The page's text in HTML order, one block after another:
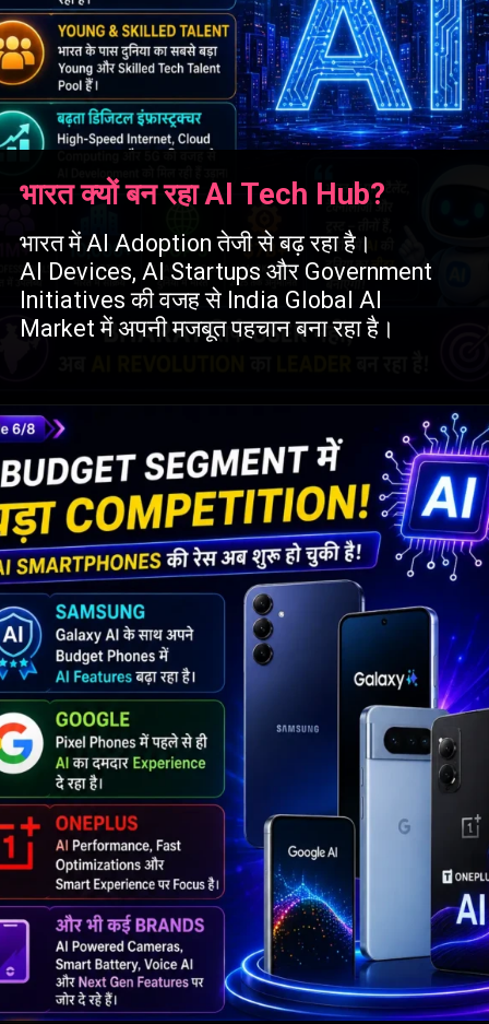
भारत क्यों बन रहा AI Tech Hub?
भारत में AI Adoption तेजी से बढ़ रहा है।
AI Devices, AI Startups और Government
Initiatives की वजह से India Global AI
Market में अपनी मजबूत पहचान बना रहा है।